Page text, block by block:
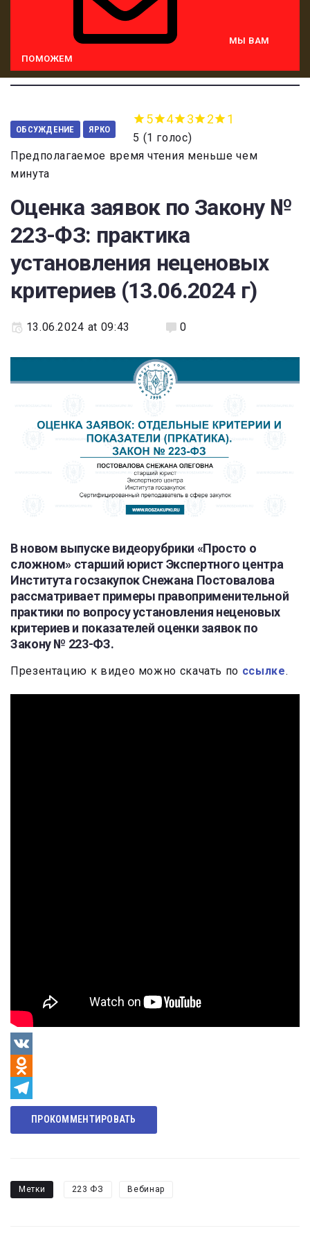
МЫ ВАМ
ПОМОЖЕМ
ОБСУЖДЕНИЕ ЯРКО
5 4 3 2 1
5 (1 голос)
Предполагаемое время чтения меньше чем
минута
Оценка заявок по Закону №
223-ФЗ: практика
установления неценовых
критериев (13.06.2024 г)
13.06.2024 at 09:43 0
В новом выпуске видеорубрики «Просто о
сложном» старший юрист Экспертного центра
Института госзакупок Снежана Постовалова
рассматривает примеры правоприменительной
практики по вопросу установления неценовых
критериев и показателей оценки заявок по
Закону № 223-ФЗ.
Презентацию к видео можно скачать по ссылке.
VK
Odnoklassniki
Telegram
ПРОКОММЕНТИРОВАТЬ
Метки 223 ФЗ Вебинар